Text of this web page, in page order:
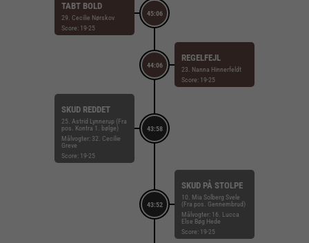
45:06
TABT BOLD
29. Cecilie Nørskov
Score: 19-25
44:06
REGELFEJL
23. Nanna Hinnerfeldt
Score: 19-25
43:58
SKUD REDDET
25. Astrid Lynnerup (Fra
pos. Kontra 1. bølge)
Målvogter: 32. Cecilie
Greve
Score: 19-25
43:52
SKUD PÅ STOLPE
10. Mia Solberg Svele
(Fra pos. Gennembrud)
Målvogter: 16. Lucca
Else Bøg Hede
Score: 19-25